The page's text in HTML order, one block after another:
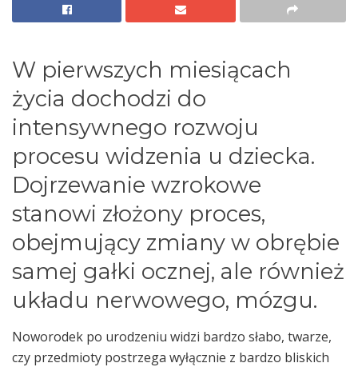
W pierwszych miesiącach
życia dochodzi do
intensywnego rozwoju
procesu widzenia u dziecka.
Dojrzewanie wzrokowe
stanowi złożony proces,
obejmujący zmiany w obrębie
samej gałki ocznej, ale również
układu nerwowego, mózgu.
Noworodek po urodzeniu widzi bardzo słabo, twarze,
czy przedmioty postrzega wyłącznie z bardzo bliskich